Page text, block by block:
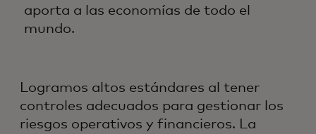
aporta a las economías de todo el
mundo.
Logramos altos estándares al tener
controles adecuados para gestionar los
riesgos operativos y financieros. La